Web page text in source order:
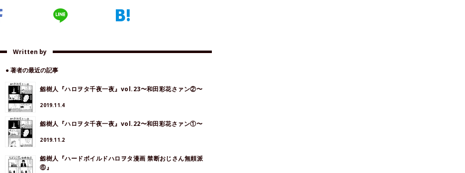
Written by
● 著者の最近の記事
劔樹人『ハロヲタ千夜一夜』vol.23〜和田彩花さァン②〜
2019.11.4
劔樹人『ハロヲタ千夜一夜』vol.22〜和田彩花さァン①〜
2019.11.2
劔樹人『ハードボイルドハロヲタ漫画 禁断おじさん無頼派
⑥』